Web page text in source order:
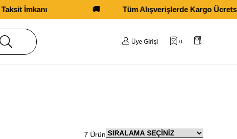
🚚 Tüm Alışverişlerde Kargo Ücretsiz!
Üye Girişi 0
7 Ürün